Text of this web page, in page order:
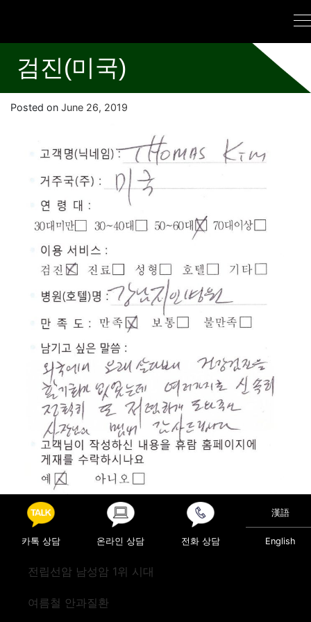
검진(미국)
Posted on June 26, 2019
Post navigation
카톡 상담 온라인 상담 전화 상담
漢語
English
전립선암 남성암 1위 시대
여름철 안과질환